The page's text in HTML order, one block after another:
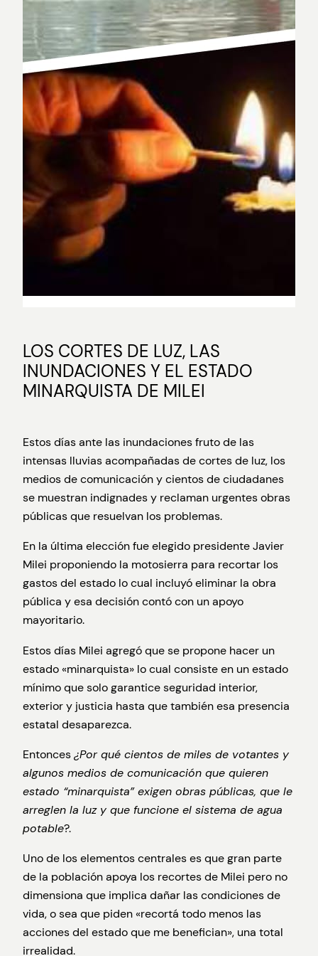
LOS CORTES DE LUZ, LAS
INUNDACIONES Y EL ESTADO
MINARQUISTA DE MILEI
Estos días ante las inundaciones fruto de las
intensas lluvias acompañadas de cortes de luz, los
medios de comunicación y cientos de ciudadanes
se muestran indignades y reclaman urgentes obras
públicas que resuelvan los problemas.
En la última elección fue elegido presidente Javier
Milei proponiendo la motosierra para recortar los
gastos del estado lo cual incluyó eliminar la obra
pública y esa decisión contó con un apoyo
mayoritario.
Estos días Milei agregó que se propone hacer un
estado «minarquista» lo cual consiste en un estado
mínimo que solo garantice seguridad interior,
exterior y justicia hasta que también esa presencia
estatal desaparezca.
Entonces¿Por qué cientos de miles de votantes y
algunos medios de comunicación que quieren
estado “minarquista” exigen obras públicas, que le
arreglen la luz y que funcione el sistema de agua
potable?.
Uno de los elementos centrales es que gran parte
de la población apoya los recortes de Milei pero no
dimensiona que implica dañar las condiciones de
vida, o sea que piden «recortá todo menos las
acciones del estado que me benefician», una total
irrealidad.